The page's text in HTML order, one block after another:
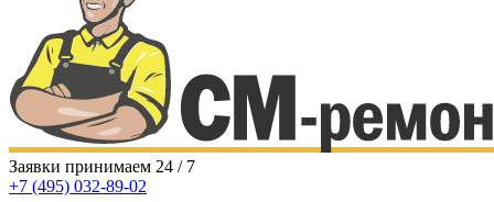
Заявки принимаем 24 / 7
+7 (495) 032-89-02